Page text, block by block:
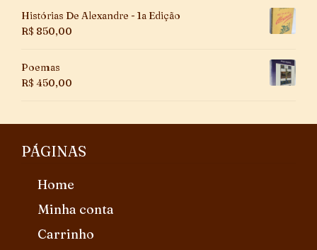
Histórias De Alexandre - 1a Edição
R$ 850,00
Poemas
R$ 450,00
PÁGINAS
Home
Minha conta
Carrinho